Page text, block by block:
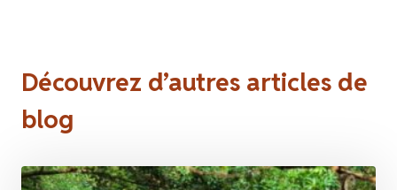
Découvrez d’autres articles de
blog